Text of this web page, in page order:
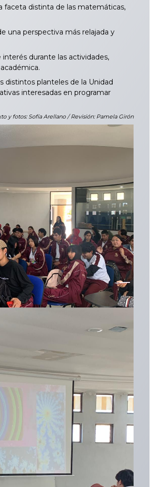
faceta distinta de las matemáticas,
una perspectiva más relajada y
durante las actividades,
distintos planteles de la Unidad
interesadas en programar
y fotos: Sofía Arellano / Revisión: Pamela Girón